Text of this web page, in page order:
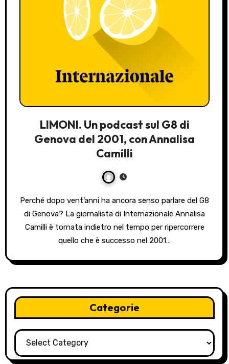
LIMONI. Un podcast sul G8 di
Genova del 2001, con Annalisa
Camilli
Perché dopo vent’anni ha ancora senso parlare del G8
di Genova? La giornalista di Internazionale Annalisa
Camilli è tornata indietro nel tempo per ripercorrere
quello che è successo nel 2001…
Categorie
Categorie